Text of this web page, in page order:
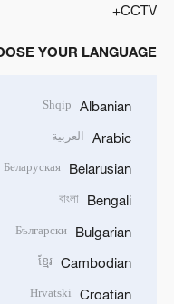
CCTV+
YOUR LANGUAGE
Albanian
Shqip
Arabic العربية
Belarusian
Беларуская
Bengali
বাংলা
Bulgarian
Български
Cambodian
ខ្មែរ
Croatian
Hrvatski